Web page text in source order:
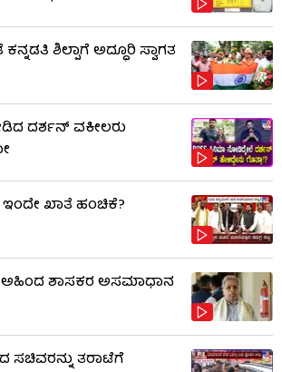
ಶಿಲ್ಪಾಗೆ ಅದ್ಧೂರಿ ಸ್ವಾಗತ
ದರ್ಶನ್ ವಕೀಲರು
ಖಾತೆ ಹಂಚಿಕೆ?
ಶಾಸಕರ ಅಸಮಾಧಾನ
ಸಚಿವರನ್ನು ತರಾಟೆಗೆ